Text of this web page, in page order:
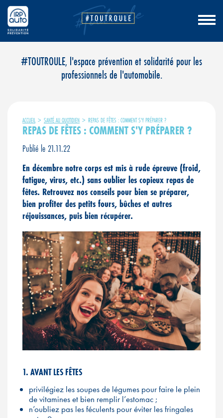
#TOUTROULE, l'espace prévention et solidarité pour les
professionnels de l'automobile.
ACCUEIL > SANTÉ AU QUOTIDIEN > REPAS DE FÊTES : COMMENT S'Y PRÉPARER ?
REPAS DE FÊTES : COMMENT S'Y PRÉPARER ?
Publié le 21.11.22
En décembre notre corps est mis à rude épreuve (froid,
fatigue, virus, etc.) sans oublier les copieux repas de
fêtes. Retrouvez nos conseils pour bien se préparer,
bien profiter des petits fours, bûches et autres
réjouissances, puis bien récupérer.
1. AVANT LES FÊTES
privilégiez les soupes de légumes pour faire le plein
de vitamines et bien remplir l’estomac ;
n’oubliez pas les féculents pour éviter les fringales